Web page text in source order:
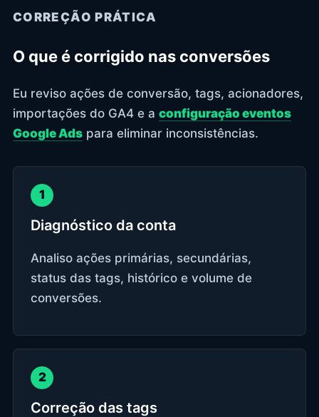
CORREÇÃO PRÁTICA
O que é corrigido nas conversões
Eu reviso ações de conversão, tags, acionadores,
importações do GA4 e a configuração eventos
Google Ads para eliminar inconsistências.
1
Diagnóstico da conta
Analiso ações primárias, secundárias,
status das tags, histórico e volume de
conversões.
2
Correção das tags